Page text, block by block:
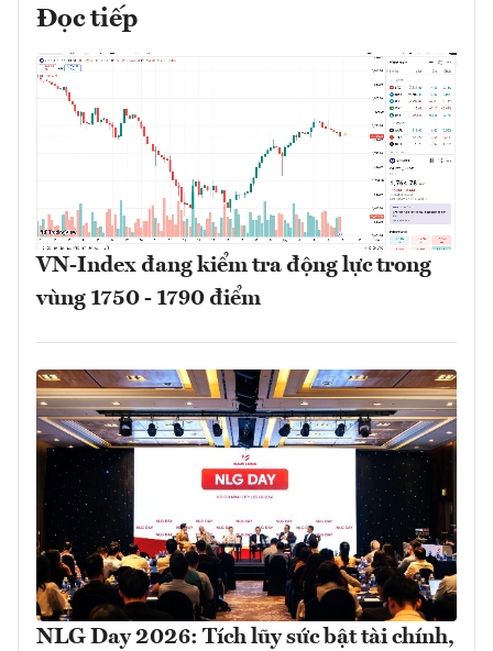
Đọc tiếp
VN-Index đang kiểm tra động lực trong
vùng 1750 - 1790 điểm
NLG Day 2026: Tích lũy sức bật tài chính,